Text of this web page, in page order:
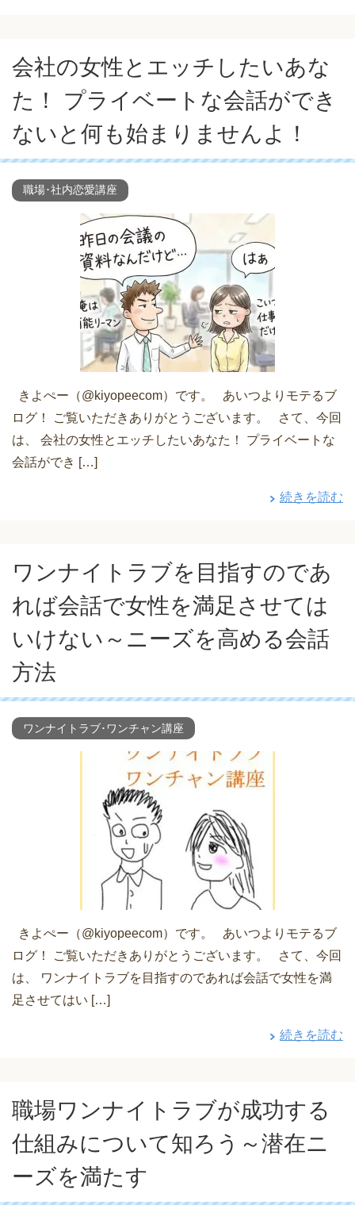
会社の女性とエッチしたいあな
た！ プライベートな会話ができ
ないと何も始まりませんよ！
職場･社内恋愛講座
きよぺー（@kiyopeecom）です。 あいつよりモテるブ
ログ！ ご覧いただきありがとうございます。 さて、今回
は、 会社の女性とエッチしたいあなた！ プライベートな
会話ができ […]
続きを読む
ワンナイトラブを目指すのであ
れば会話で女性を満足させては
いけない～ニーズを高める会話
方法
ワンナイトラブ･ワンチャン講座
きよぺー（@kiyopeecom）です。 あいつよりモテるブ
ログ！ ご覧いただきありがとうございます。 さて、今回
は、 ワンナイトラブを目指すのであれば会話で女性を満
足させてはい […]
続きを読む
職場ワンナイトラブが成功する
仕組みについて知ろう～潜在ニ
ーズを満たす